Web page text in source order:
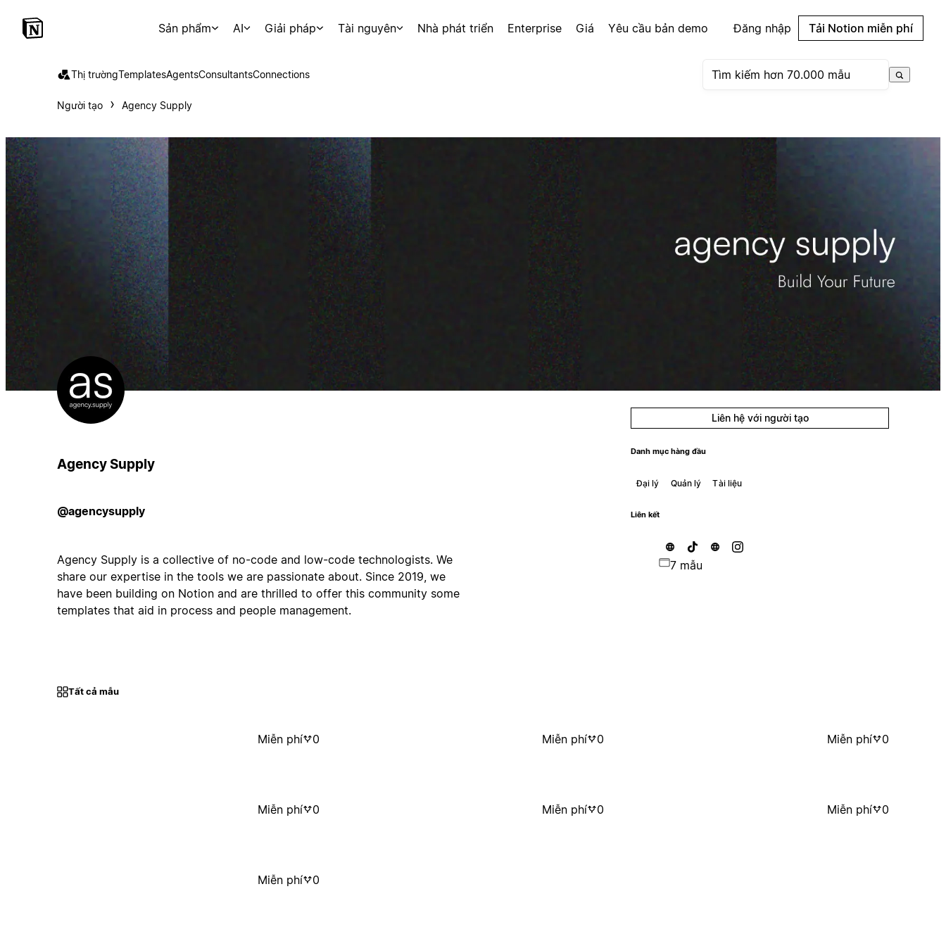
Sản phẩm AI Giải pháp Tài nguyên Nhà phát triển Enterprise Giá Yêu cầu bản demo Đăng nhập Tải Notion miễn phí
Thị trườngTemplatesAgentsConsultantsConnections
Người tạo Agency Supply
Agency Supply
@agencysupply
Agency Supply is a collective of no-code and low-code technologists. We
share our expertise in the tools we are passionate about. Since 2019, we
have been building on Notion and are thrilled to offer this community some
templates that aid in process and people management.
Liên hệ với người tạo
Danh mục hàng đầu
Đại lý Quản lý Tài liệu
Liên kết
7 mẫu
Tất cả mẫu
Miễn phí 0 Miễn phí 0 Miễn phí 0
Miễn phí 0 Miễn phí 0 Miễn phí 0
Miễn phí 0